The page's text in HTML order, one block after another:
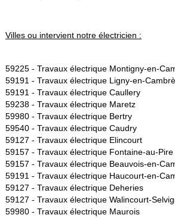
Villes ou intervient notre électricien :
59225 - Travaux électrique Montigny-en-
59191 - Travaux électrique Ligny-en-
59191 - Travaux électrique Caullery
59238 - Travaux électrique Maretz
59980 - Travaux électrique Bertry
59540 - Travaux électrique Caudry
59127 - Travaux électrique Elincourt
59157 - Travaux électrique Fontaine-au-Pire
59157 - Travaux électrique Beauvois-en-
59191 - Travaux électrique Haucourt-en-
59127 - Travaux électrique Deheries
59127 - Travaux électrique Walincourt-
59980 - Travaux électrique Maurois